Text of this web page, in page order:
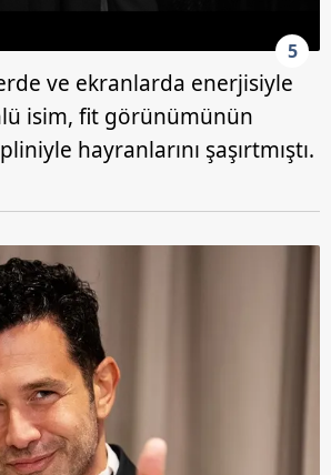
5
ve ekranlarda enerjisiyle
isim, fit görünümünün
hayranlarını şaşırtmıştı.